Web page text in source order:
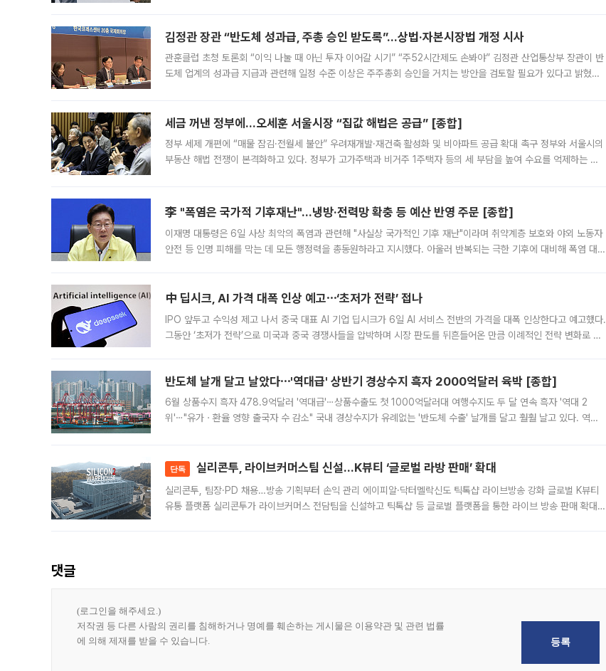
김정관 장관 “반도체 성과급, 주총 승인 받도록”…상법·자본시장법 개정 시사
관훈클럽 초청 토론회 “이익 나눌 때 아닌 투자 이어갈 시기” “주52시간제도 손봐야” 김정관 산업통상부 장관이 반
도체 업계의 성과급 지급과 관련해 일정 수준 이상은 주주총회 승인을 거치는 방안을 검토할 필요가 있다고 밝혔다.
세금 꺼낸 정부에…오세훈 서울시장 “집값 해법은 공급” [종합]
정부 세제 개편에 “매물 잠김·전월세 불안” 우려재개발·재건축 활성화 및 비아파트 공급 확대 촉구 정부와 서울시의
부동산 해법 전쟁이 본격화하고 있다. 정부가 고가주택과 비거주 1주택자 등의 세 부담을 높여 수요를 억제하는 카
李 "폭염은 국가적 기후재난"…냉방·전력망 확충 등 예산 반영 주문 [종합]
이재명 대통령은 6일 사상 최악의 폭염과 관련해 "사실상 국가적인 기후 재난"이라며 취약계층 보호와 야외 노동자
안전 등 인명 피해를 막는 데 모든 행정력을 총동원하라고 지시했다. 아울러 반복되는 극한 기후에 대비해 폭염 대응
中 딥시크, AI 가격 대폭 인상 예고⋯‘초저가 전략’ 접나
IPO 앞두고 수익성 제고 나서 중국 대표 AI 기업 딥시크가 6일 AI 서비스 전반의 가격을 대폭 인상한다고 예고했다.
그동안 ‘초저가 전략’으로 미국과 중국 경쟁사들을 압박하며 시장 판도를 뒤흔들어온 만큼 이례적인 전략 변화로 평
반도체 날개 달고 날았다⋯'역대급' 상반기 경상수지 흑자 2000억달러 육박 [종합]
6월 상품수지 흑자 478.9억달러 '역대급'⋯상품수출도 첫 1000억달러대 여행수지도 두 달 연속 흑자 '역대 2
위'⋯"유가ㆍ환율 영향 출국자 수 감소" 국내 경상수지가 유례없는 '반도체 수출' 날개를 달고 훨훨 날고 있다. 역대
단독 실리콘투, 라이브커머스팀 신설…K뷰티 ‘글로벌 라방 판매’ 확대
실리콘투, 팀장·PD 채용…방송 기획부터 손익 관리 에이피알·닥터멜락신도 틱톡샵 라이브방송 강화 글로벌 K뷰티
유통 플랫폼 실리콘투가 라이브커머스 전담팀을 신설하고 틱톡샵 등 글로벌 플랫폼을 통한 라이브 방송 판매 확대에
댓글